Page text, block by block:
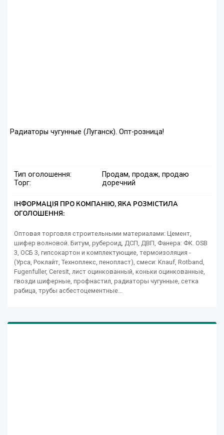
Радиаторы чугунные (Луганск). Опт-розница!
Тип оголошення:
Продам, продаж, продаю
Торг:
доречний
ІНФОРМАЦІЯ ПРО КОМПАНІЮ, ЯКА РОЗМІСТИЛА
ОГОЛОШЕННЯ:
Оптовая торговля строительными материалами: Цемент,
шифер волновой. Битум, рубероид, ДСП, ДВП, Фанера: ФК. OSB
3, ОСБ 3, гипсокартон и комплектующие, термоизоляция -
(Урса, Роклайт, Техноплекс, пенопласт), смеси: Knauf, Rotband,
Fugenfuller, Ceresit, лист оцинкованный, коньки оцинкованные,
гвозди шиферные, профнастил, радиаторы чугунные, сетка
рабица, трубы асбестоцементные...